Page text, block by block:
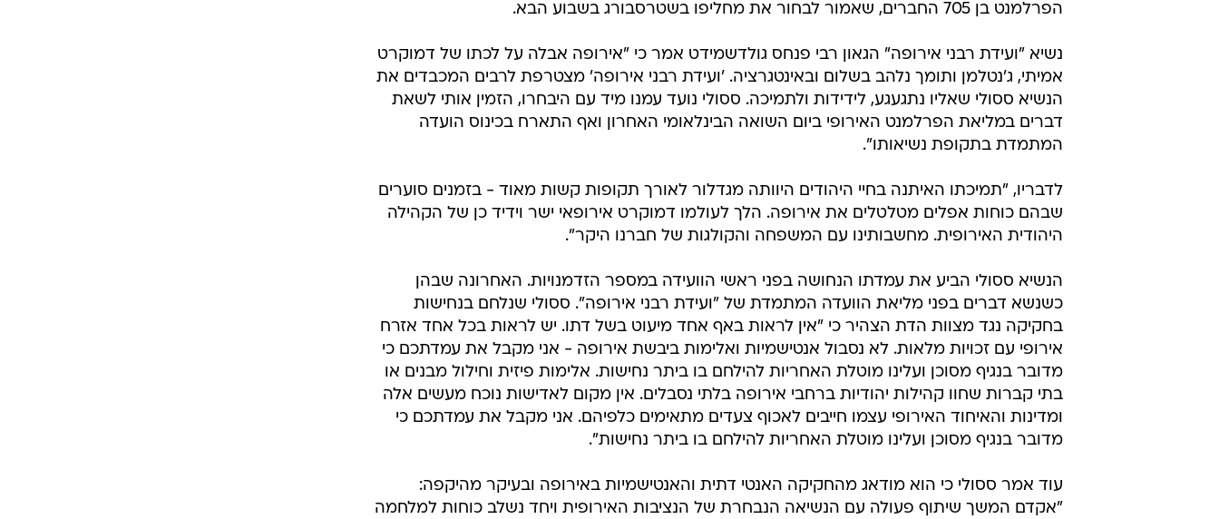
הפרלמנט בן 705 החברים, שאמור לבחור את מחליפו בשטרסבורג בשבוע הבא.
נשיא "ועידת רבני אירופה" הגאון רבי פנחס גולדשמידט אמר כי "אירופה אבלה על לכתו של דמוקרט
אמיתי, ג'נטלמן ותומך נלהב בשלום ובאינטגרציה. 'ועידת רבני אירופה' מצטרפת לרבים המכבדים את
הנשיא ססולי שאליו נתגעגע, לידידות ולתמיכה. ססולי נועד עמנו מיד עם היבחרו, הזמין אותי לשאת
דברים במליאת הפרלמנט האירופי ביום השואה הבינלאומי האחרון ואף התארח בכינוס הועדה
המתמדת בתקופת נשיאותו".
לדבריו, "תמיכתו האיתנה בחיי היהודים היוותה מגדלור לאורך תקופות קשות מאוד - בזמנים סוערים
שבהם כוחות אפלים מטלטלים את אירופה. הלך לעולמו דמוקרט אירופאי ישר וידיד כן של הקהילה
היהודית האירופית. מחשבותינו עם המשפחה והקולגות של חברנו היקר".
הנשיא ססולי הביע את עמדתו הנחושה בפני ראשי הוועידה במספר הזדמנויות. האחרונה שבהן
כשנשא דברים בפני מליאת הוועדה המתמדת של "ועידת רבני אירופה". ססולי שנלחם בנחישות
בחקיקה נגד מצוות הדת הצהיר כי "אין לראות באף אחד מיעוט בשל דתו. יש לראות בכל אחד אזרח
אירופי עם זכויות מלאות. לא נסבול אנטישמיות ואלימות ביבשת אירופה - אני מקבל את עמדתכם כי
מדובר בנגיף מסוכן ועלינו מוטלת האחריות להילחם בו ביתר נחישות. אלימות פיזית וחילול מבנים או
בתי קברות שחוו קהילות יהודיות ברחבי אירופה בלתי נסבלים. אין מקום לאדישות נוכח מעשים אלה
ומדינות והאיחוד האירופי עצמו חייבים לאכוף צעדים מתאימים כלפיהם. אני מקבל את עמדתכם כי
מדובר בנגיף מסוכן ועלינו מוטלת האחריות להילחם בו ביתר נחישות".
עוד אמר ססולי כי הוא מודאג מהחקיקה האנטי דתית והאנטישמיות באירופה ובעיקר מהיקפה:
"אקדם המשך שיתוף פעולה עם הנשיאה הנבחרת של הנציבות האירופית ויחד נשלב כוחות למלחמה